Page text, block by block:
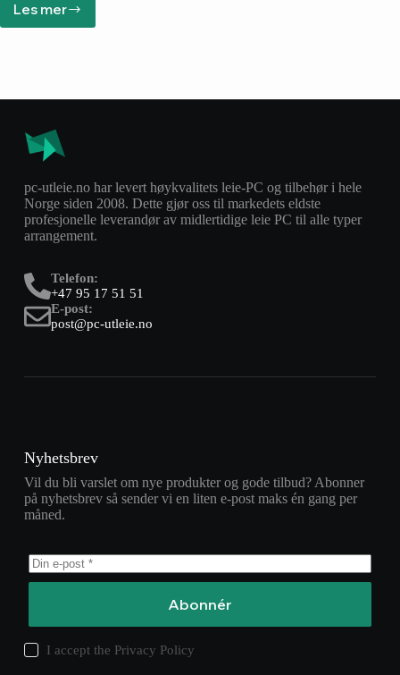
Les mer
pc-utleie.no har levert høykvalitets leie-PC og tilbehør i hele
Norge siden 2008. Dette gjør oss til markedets eldste
profesjonelle leverandør av midlertidige leie PC til alle typer
arrangement.
Telefon:
+47 95 17 51 51
E-post:
post@pc-utleie.no
Nyhetsbrev
Vil du bli varslet om nye produkter og gode tilbud? Abonner
på nyhetsbrev så sender vi en liten e-post maks én gang per
måned.
Abonnér
I accept the Privacy Policy